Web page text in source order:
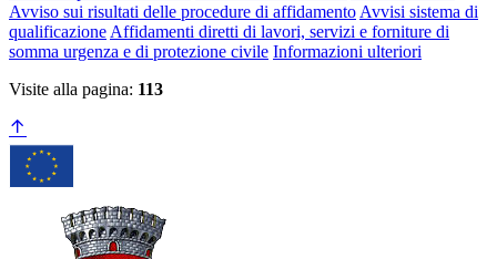
Avviso sui risultati delle procedure di affidamento Avvisi sistema di
qualificazione Affidamenti diretti di lavori, servizi e forniture di
somma urgenza e di protezione civile Informazioni ulteriori
Visite alla pagina: 113